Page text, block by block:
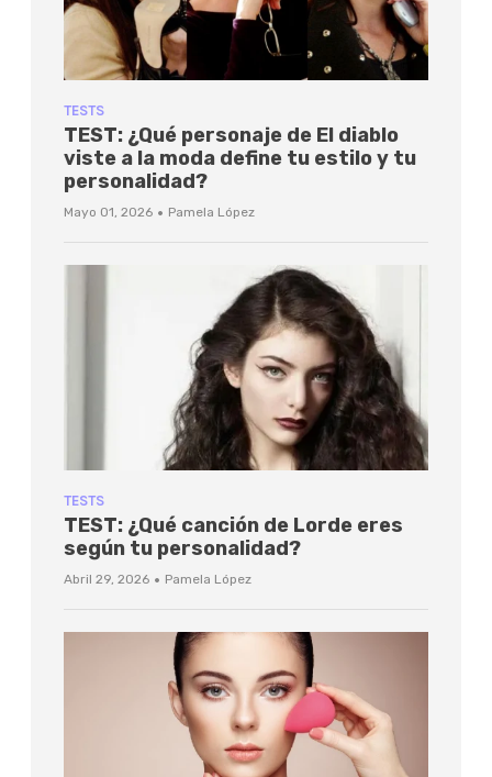
TESTS
TEST: ¿Qué personaje de El diablo
viste a la moda define tu estilo y tu
personalidad?
Mayo 01, 2026 · Pamela López
TESTS
TEST: ¿Qué canción de Lorde eres
según tu personalidad?
Abril 29, 2026 · Pamela López